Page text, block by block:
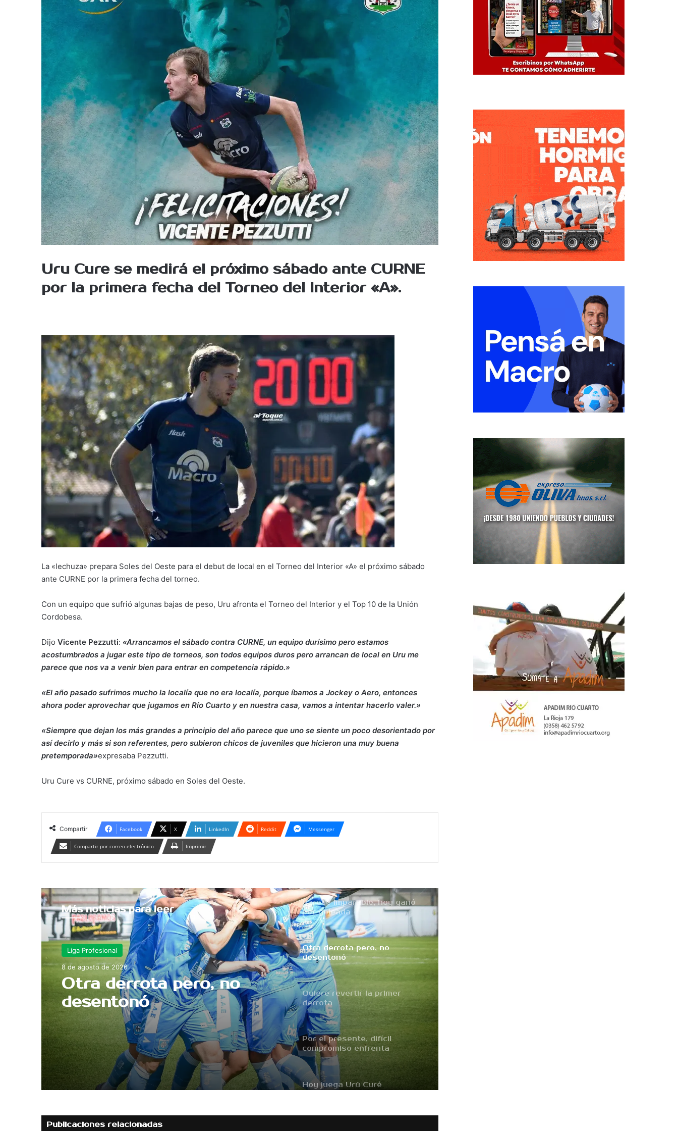
Uru Curese medirá el próximo sábado ante CURNE
por la primera fecha del Torneo del Interior «A».
La «lechuza» prepara Soles del Oeste para el debut de local en el Torneo del Interior «A» el próximo sábado
ante CURNE por la primera fecha del torneo.
Con un equipo que sufrió algunas bajas de peso, Uru afronta el Torneo del Interior y el Top 10 de la Unión
Cordobesa.
DijoVicente Pezzutti: «Arrancamos el sábado contra CURNE, un equipo durísimo pero estamos
acostumbrados a jugar este tipo de torneos, son todos equipos duros pero arrancan de local en Uru me
parece que nos va a venir bien para entrar en competencia rápido.»
«El año pasado sufrimos mucho la localía que no era localía, porque íbamos a Jockey o Aero, entonces
ahora poder aprovechar que jugamos en Río Cuarto y en nuestra casa, vamos a intentar hacerlo valer.»
«Siempre que dejan los más grandes a principio del año parece que uno se siente un poco desorientado por
así decirlo y más si son referentes, pero subieron chicos de juveniles que hicieron una muy buena
pretemporada»expresaba Pezzutti.
Uru Cure vs CURNE, próximo sábado en Soles del Oeste.
Compartir Facebook X LinkedIn Reddit Messenger
Compartir por correo electrónico Imprimir
Más noticias para leer
Liga Profesional
8 de agosto de 2026
Otra derrota pero, no
desentonó
por goleada
Otra derrota pero, no
desentonó
Por el presente, difícil
compromiso enfrenta
Parece imparable, hoy ganó
por goleada
Otra derrota pero, no
desentonó
Quiere revertir la primer
derrota
Por el presente, difícil
compromiso enfrenta
Estudiantes
Hoy juega Urú Curé
Publicaciones relacionadas